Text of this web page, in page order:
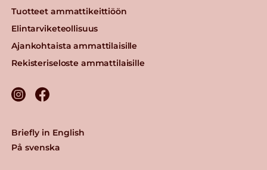
Tuotteet ammattikeittiöön
Elintarviketeollisuus
Ajankohtaista ammattilaisille
Rekisteriseloste ammattilaisille
Briefly in English
På svenska